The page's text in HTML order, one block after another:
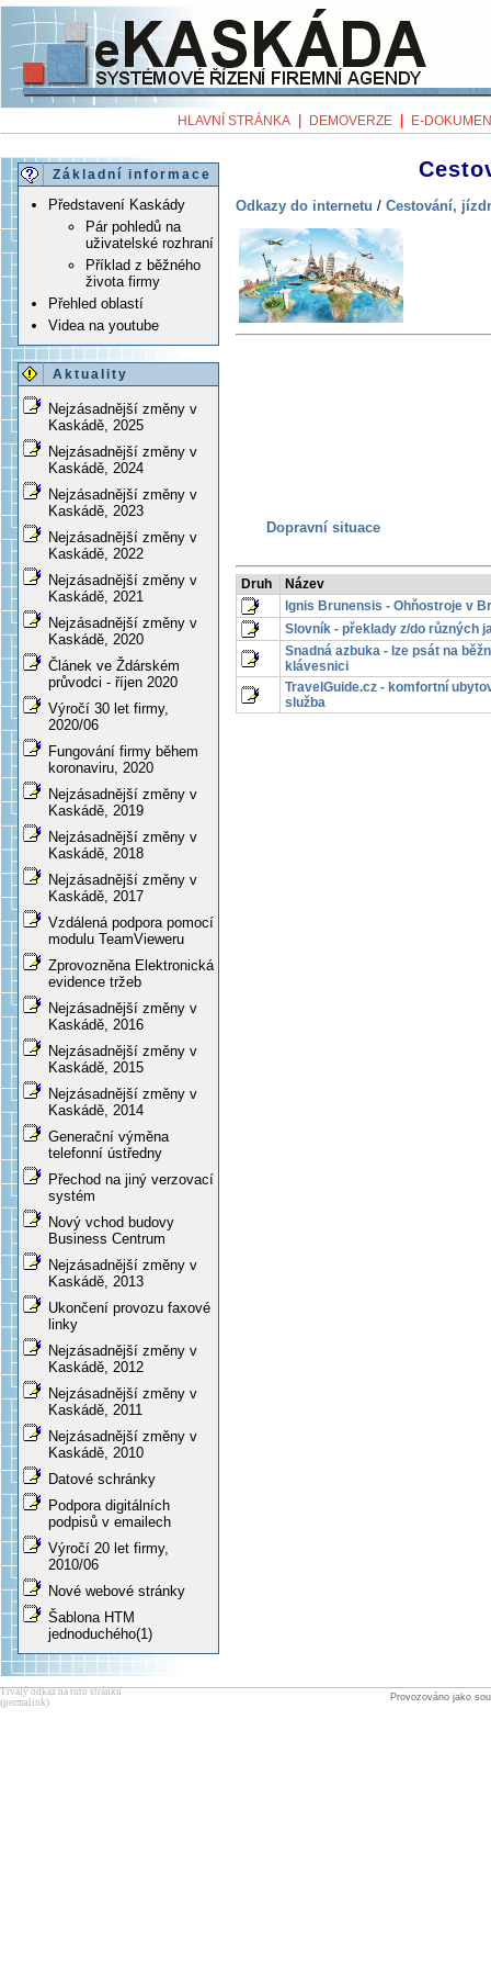
HLAVNÍ STRÁNKA DEMOVERZE E-
Základní informace
Představení Kaskády
Pár pohledů na
uživatelské rozhraní
Příklad z běžného
života firmy
Přehled oblastí
Videa na youtube
Aktuality
Nejzásadnější změny v
Kaskádě, 2025
Nejzásadnější změny v
Kaskádě, 2024
Nejzásadnější změny v
Kaskádě, 2023
Nejzásadnější změny v
Kaskádě, 2022
Nejzásadnější změny v
Kaskádě, 2021
Nejzásadnější změny v
Kaskádě, 2020
Článek ve Ždárském
průvodci - říjen 2020
Výročí 30 let firmy,
2020/06
Fungování firmy během
koronaviru, 2020
Nejzásadnější změny v
Kaskádě, 2019
Nejzásadnější změny v
Kaskádě, 2018
Nejzásadnější změny v
Kaskádě, 2017
Vzdálená podpora pomocí
modulu TeamVieweru
Zprovozněna Elektronická
evidence tržeb
Nejzásadnější změny v
Kaskádě, 2016
Nejzásadnější změny v
Kaskádě, 2015
Nejzásadnější změny v
Kaskádě, 2014
Generační výměna
telefonní ústředny
Přechod na jiný verzovací
systém
Nový vchod budovy
Business Centrum
Nejzásadnější změny v
Kaskádě, 2013
Ukončení provozu faxové
linky
Nejzásadnější změny v
Kaskádě, 2012
Nejzásadnější změny v
Kaskádě, 2011
Nejzásadnější změny v
Kaskádě, 2010
Datové schránky
Podpora digitálních
podpisů v emailech
Výročí 20 let firmy,
2010/06
Nové webové stránky
Šablona HTM
jednoduchého(1)
Odkazy do internetu / Cestování,
Dopravní situace
Druh
Název
Ignis Brunensis - Ohňostroje v
Slovník - překlady z/do různých
Snadná azbuka - lze psát na
klávesnici
TravelGuide.cz - komfortní
služba
Provozováno jako
Trvalý odkaz na tuto stránku
(permalink)